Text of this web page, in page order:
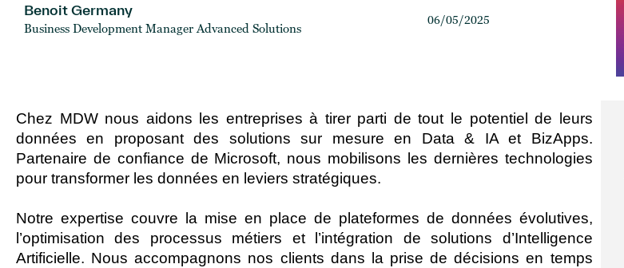
Benoit Germany
Business Development Manager Advanced Solutions
06/05/2025
Chez MDW nous aidons les entreprises à tirer parti de tout le potentiel de leurs
données en proposant des solutions sur mesure en Data & IA et BizApps.
Partenaire de confiance de Microsoft, nous mobilisons les dernières technologies
pour transformer les données en leviers stratégiques.
Notre expertise couvre la mise en place de plateformes de données évolutives,
l’optimisation des processus métiers et l’intégration de solutions d’Intelligence
Artificielle. Nous accompagnons nos clients dans la prise de décisions en temps